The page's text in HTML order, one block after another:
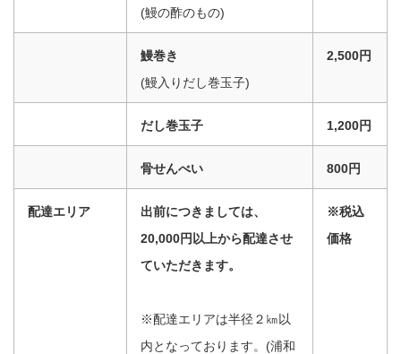
(鰻の酢のもの)
鰻巻き
(鰻入りだし巻玉子)
2,500円
だし巻玉子 1,200円
骨せんべい 800円
配達エリア
出前につきましては、
20,000円以上から配達させ
ていただきます。
※配達エリアは半径２㎞以
内となっております。(浦和
※税込
価格